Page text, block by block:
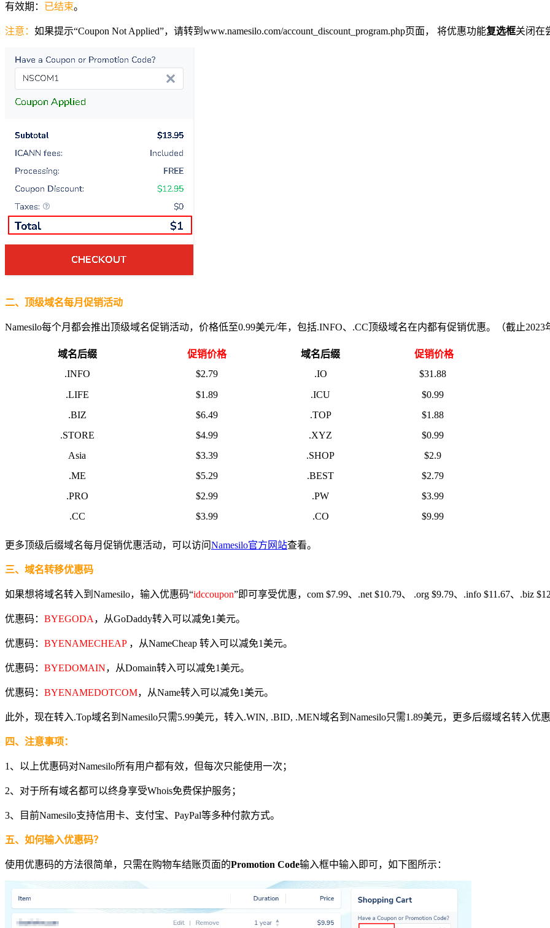
有效期： 已结束。
注意： 如果提示“Coupon Not Applied”，请转到www.namesilo.com/account_discount_program.php页面， 将优惠功能复选框关闭在
二、顶级域名每月促销活动
Namesilo每个月都会推出顶级域名促销活动，价格低至0.99美元/年，包括.INFO、.CC顶级域名在内都有促销优惠。（截止2023
域名后缀 促销价格 域名后缀
促销价格
.INFO
$2.79 .IO
$31.88
.LIFE
$1.89 .ICU
$0.99
.BIZ
$6.49 .TOP
$1.88
.STORE
$4.99 .XYZ
$0.99
Asia
$3.39 .SHOP
$2.9
.ME
$5.29 .BEST
$2.79
.PRO
$2.99 .PW
$3.99
.CC
$3.99 .CO $9.99
更多顶级后缀域名每月促销优惠活动，可以访问Namesilo官方网站查看。
三、域名转移优惠码
如果想将域名转入到Namesilo，输入优惠码“idccoupon”即可享受优惠，com $7.99、.net $10.79、 .org $9.79、.info $11.67、.biz
优惠码： BYEGODA ，从GoDaddy转入可以减免1美元。
优惠码： BYENAMECHEAP，从NameCheap 转入可以减免1美元。
优惠码： BYEDOMAIN，从Domain转入可以减免1美元。
优惠码： BYENAMEDOTCOM，从Name转入可以减免1美元。
此外，现在转入.Top域名到Namesilo只需5.99美元，转入.WIN, .BID, .MEN域名到Namesilo只需1.89美元，更多后缀域名转入优
四、注意事项：
1、以上优惠码对Namesilo所有用户都有效，但每次只能使用一次；
2、对于所有域名都可以终身享受Whois免费保护服务；
3、目前Namesilo支持信用卡、支付宝、PayPal等多种付款方式。
五、如何输入优惠码？
使用优惠码的方法很简单，只需在购物车结账页面的Promotion Code输入框中输入即可，如下图所示：